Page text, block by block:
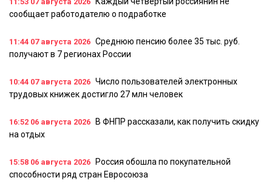
сообщает работодателю о подработке
11:44 07 августа 2026 Среднюю пенсию более 35 тыс. руб.
получают в 7 регионах России
10:44 07 августа 2026 Число пользователей электронных
трудовых книжек достигло 27 млн человек
16:52 06 августа 2026
В ФНПР рассказали, как получить скидку
на отдых
15:58 06 августа 2026
Россия обошла по покупательной
способности ряд стран Евросоюза